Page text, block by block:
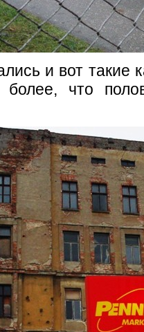
и вот такие
что